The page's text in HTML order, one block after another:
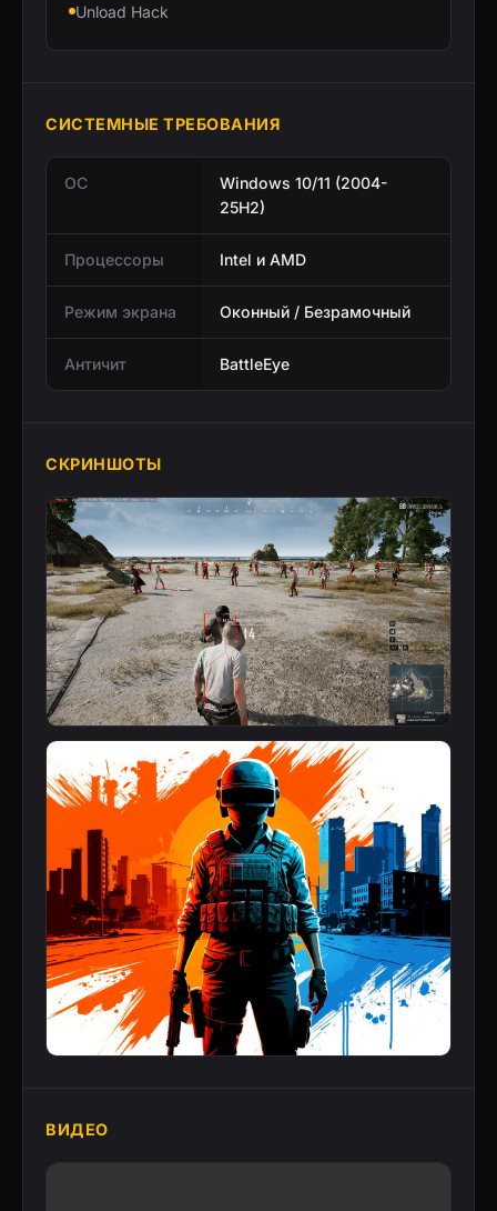
Unload Hack
СИСТЕМНЫЕ ТРЕБОВАНИЯ
ОС
Windows 10/11 (2004-
25H2)
Процессоры Intel и AMD
Режим экрана Оконный / Безрамочный
Античит BattleEye
СКРИНШОТЫ
ВИДЕО